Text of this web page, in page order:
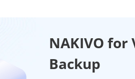
NAKIVO for
Backup